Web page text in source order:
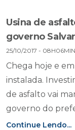
Usina de
governo
25/10/2017 - 08H06MIN
Chega hoje e
instalada.
de asfalto vai
governo do
Continue Lendo...